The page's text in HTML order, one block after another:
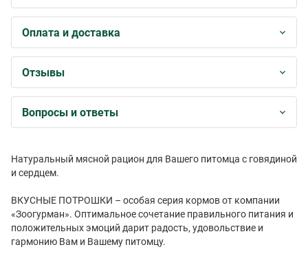
Оплата и доставка
Отзывы
Вопросы и ответы
Натуральный мясной рацион для Вашего питомца с говядиной
и сердцем.
ВКУСНЫЕ ПОТРОШКИ – особая серия кормов от компании
«Зоогурман». Оптимальное сочетание правильного питания и
положительных эмоций дарит радость, удовольствие и
гармонию Вам и Вашему питомцу.